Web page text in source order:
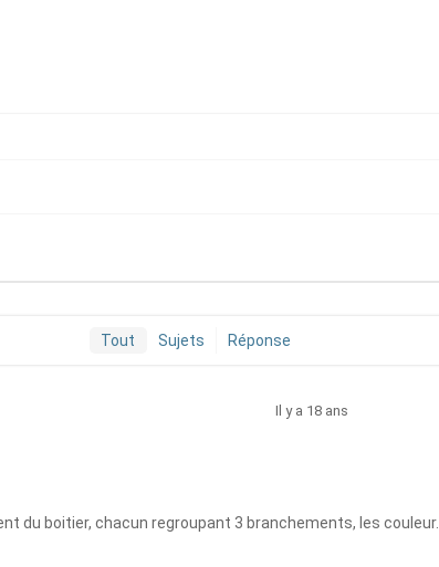
Tout Sujets Réponse
Il y a 18 ans
du boitier, chacun regroupant 3 branchements, les couleur...